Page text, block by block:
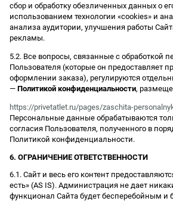
сбор и обработку обезличенных данных о
использованием технологии «cookies» и
анализа аудитории, улучшения работы
рекламы.
5.2. Все вопросы, связанные с обработкой
Пользователя (которые он предоставляет
оформлении заказа), регулируются
— Политикой конфиденциальности,
https://privetatlet.ru/pages/zaschita-
Персональные данные обрабатываются
согласия Пользователя, полученного в
Политикой конфиденциальности.
6. ОГРАНИЧЕНИЕ ОТВЕТСТВЕННОСТИ
6.1. Сайт и весь его контент
есть» (AS IS). Администрация не дает
функционал Сайта будет бесперебойным